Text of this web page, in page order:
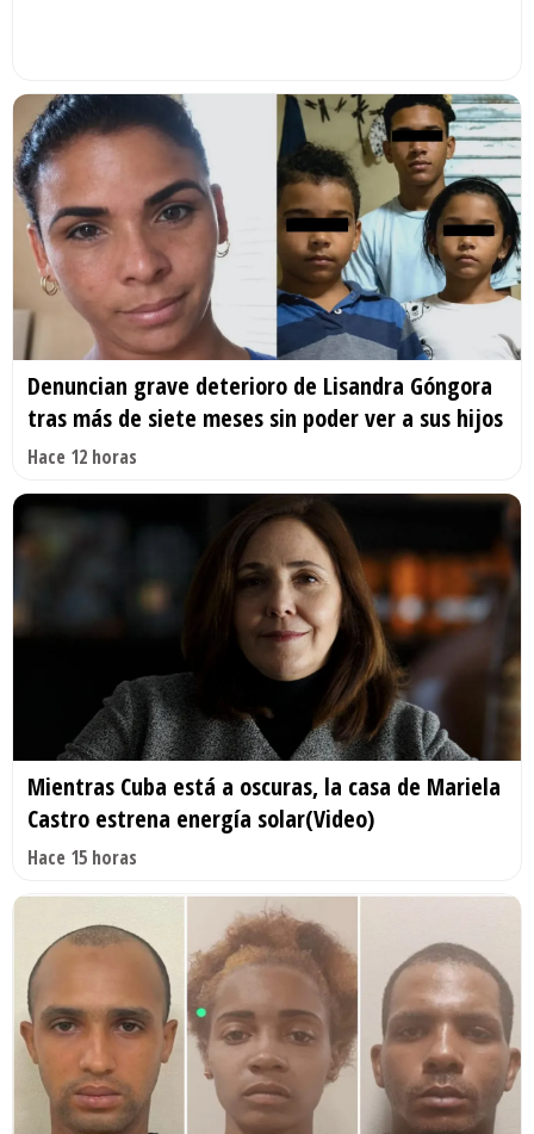
Denuncian grave deterioro de Lisandra Góngora
tras más de siete meses sin poder ver a sus hijos
Hace 12 horas
Mientras Cuba está a oscuras, la casa de Mariela
Castro estrena energía solar(Video)
Hace 15 horas